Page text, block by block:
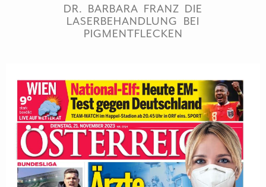
DR. BARBARA FRANZ DIE
LASERBEHANDLUNG BEI
PIGMENTFLECKEN